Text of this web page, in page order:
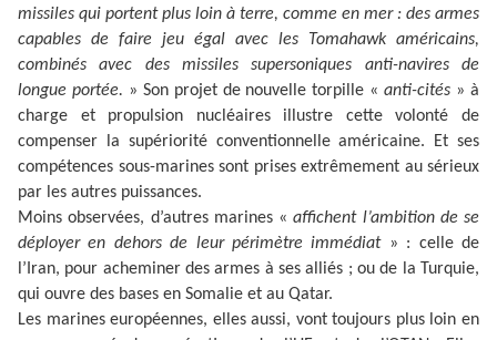
missiles qui portent plus loin à terre, comme en mer : des armes
capables de faire jeu égal avec les Tomahawk américains,
combinés avec des missiles supersoniques anti-navires de
longue portée. » Son projet de nouvelle torpille «anti-cités » à
charge et propulsion nucléaires
illustre cette volonté de
compenser la supériorité conventionnelle américaine. Et ses
compétences sous-marines sont prises extrêmement au sérieux
par les autres puissances.
Moins observées, d’autres marines«affichent l’ambition de se
déployer en dehors de leur périmètre immédiat» : celle de
l’Iran, pour acheminer des armes à ses alliés ; ou de la Turquie,
qui ouvre des bases en Somalie et au Qatar.
Les marines européennes, elles aussi, vont toujours plus loin en